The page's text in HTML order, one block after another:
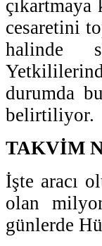
çıkartmaya
cesaretini
halinde
durumda
belirtiliyor.
TAKVİM
İşte aracı
olan
günlerde